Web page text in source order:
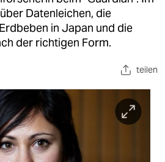
Datenleichen, die
in Japan und die
der richtigen Form.
teilen